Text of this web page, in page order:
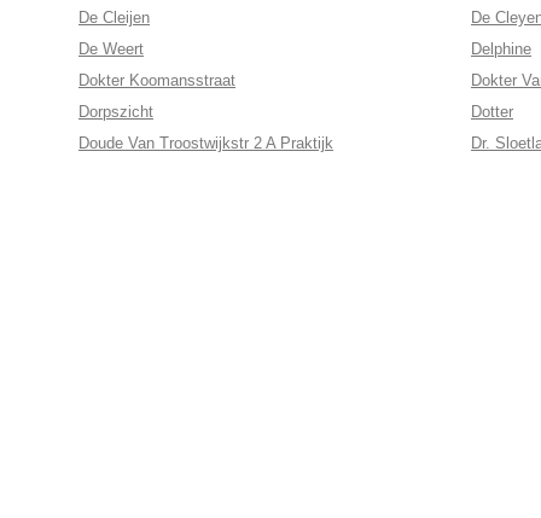
De Cleijen
De
De Weert
Delphine
Dokter Koomansstraat
Dokter
Dorpszicht
Dotter
Doude Van Troostwijkstr 2 A Praktijk
Dr.